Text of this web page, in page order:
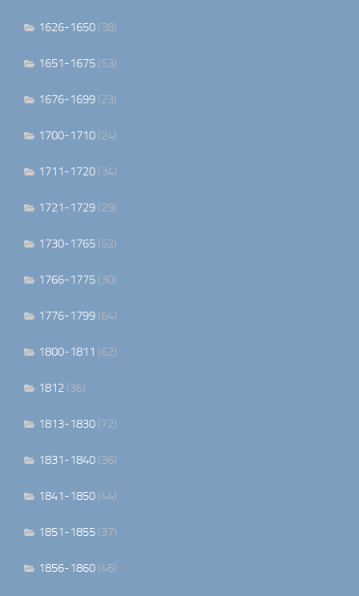
1626-1650 (38)
1651-1675 (53)
1676-1699 (23)
1700-1710 (24)
1711-1720 (34)
1721-1729 (29)
1730-1765 (52)
1766-1775 (30)
1776-1799 (64)
1800-1811 (62)
1812 (36)
1813-1830 (72)
1831-1840 (36)
1841-1850 (44)
1851-1855 (37)
1856-1860 (46)